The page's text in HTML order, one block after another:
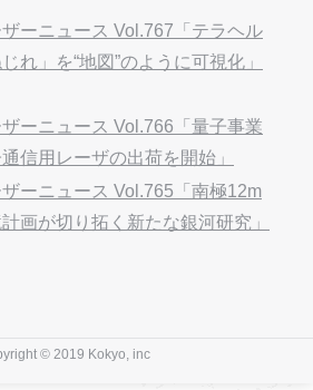
ーニュース Vol.767「テラヘル
れ」を“地図”のように可視化」
ーニュース Vol.766「量子事業
信用レーザの出荷を開始」
ーニュース Vol.765「南極12m
画が切り拓く新たな銀河研究」
© 2019 Kokyo, inc